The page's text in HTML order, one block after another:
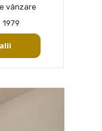
vânzare
1979